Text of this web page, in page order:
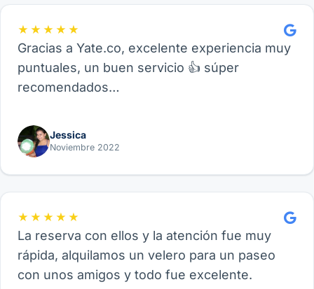
★★★★★
Gracias a Yate.co, excelente experiencia muy
puntuales, un buen servicio 👍 súper
recomendados…
Jessica
Noviembre 2022
★★★★★
La reserva con ellos y la atención fue muy
rápida, alquilamos un velero para un paseo
con unos amigos y todo fue excelente.